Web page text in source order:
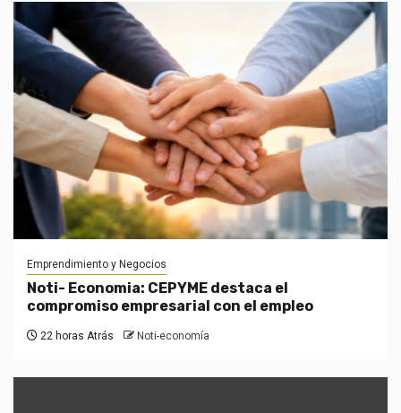
Emprendimiento y Negocios
Noti- Economia: CEPYME destaca el
compromiso empresarial con el empleo
22 horas Atrás Noti-economía